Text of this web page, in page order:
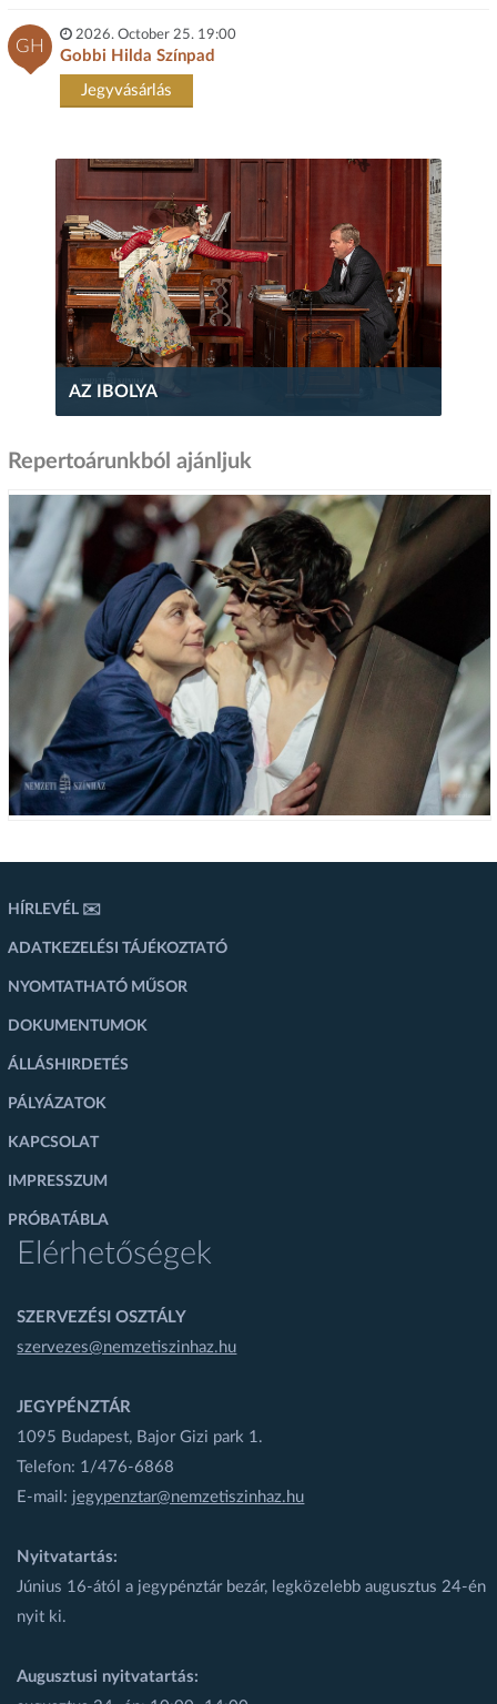
GH
2026. October 25. 19:00
Gobbi Hilda Színpad
Jegyvásárlás
AZ IBOLYA
Repertoárunkból ajánljuk
HÍRLEVÉL ✉️
ADATKEZELÉSI TÁJÉKOZTATÓ
NYOMTATHATÓ MŰSOR
DOKUMENTUMOK
ÁLLÁSHIRDETÉS
PÁLYÁZATOK
KAPCSOLAT
IMPRESSZUM
PRÓBATÁBLA
Elérhetőségek
SZERVEZÉSI OSZTÁLY
szervezes@nemzetiszinhaz.hu
JEGYPÉNZTÁR
1095 Budapest, Bajor Gizi park 1.
Telefon: 1/476-6868
E-mail: jegypenztar@nemzetiszinhaz.hu
Nyitvatartás:
Június 16-ától a jegypénztár bezár, legközelebb augusztus 24-én
nyit ki.
Augusztusi nyitvatartás: